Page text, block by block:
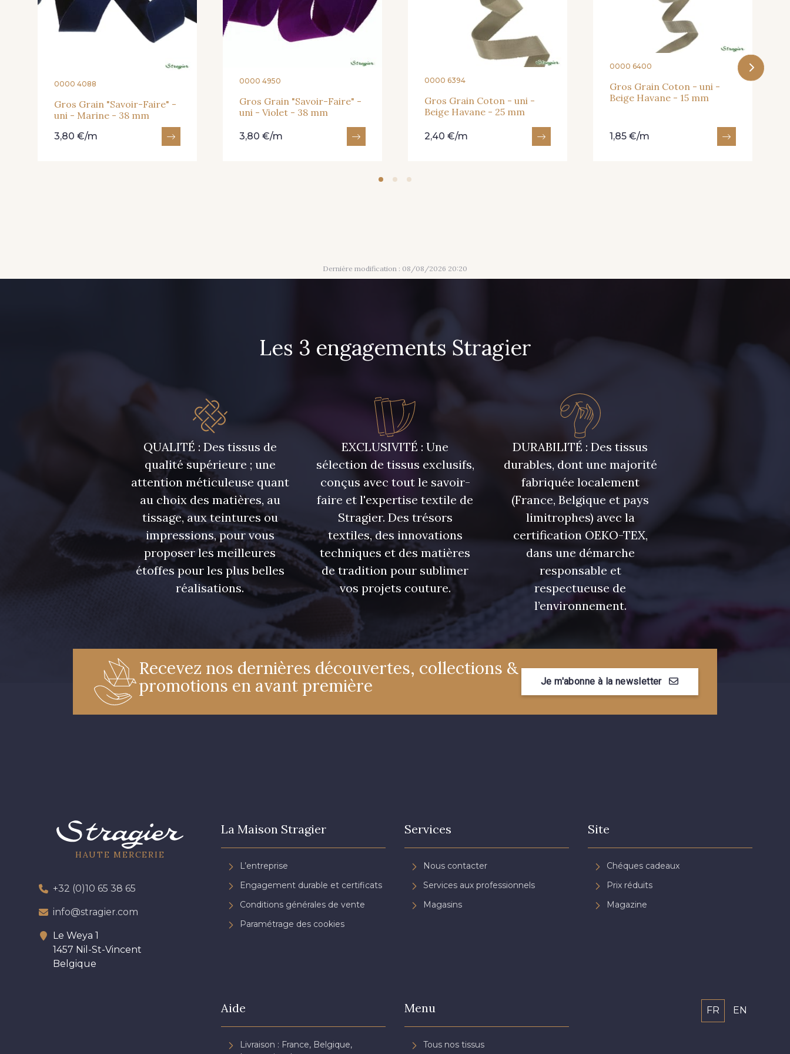
54 - Rouge 18 - Blush 8 - Jaune Or 33 - Rose Corail
13 - Jaune Poussin 46 - Rouge Sangria 56 - Mauve 20 - Lilas
19 - Vieux Rose 901 - Vert Bouteille
0000 4088
Gros Grain "Savoir-Faire" -
uni - Marine - 38 mm
3,80 €/m
0000 4950
Gros Grain "Savoir-Faire" -
uni - Violet - 38 mm
3,80 €/m
0000 6394
Gros Grain Coton - uni -
Beige Havane - 25 mm
2,40 €/m
0000 6400
Gros Grain Coton - uni -
Beige Havane - 15 mm
1,85 €/m
Dernière modification : 08/08/2026 20:20
Les 3 engagements Stragier
QUALITÉ : Des tissus de
qualité supérieure ; une
attention méticuleuse quant
au choix des matières, au
tissage, aux teintures ou
impressions, pour vous
proposer les meilleures
étoffes pour les plus belles
réalisations.
EXCLUSIVITÉ : Une
sélection de tissus exclusifs,
conçus avec tout le savoir-
faire et l'expertise textile de
Stragier. Des trésors
textiles, des innovations
techniques et des matières
de tradition pour sublimer
vos projets couture.
DURABILITÉ : Des tissus
durables, dont une majorité
fabriquée localement
(France, Belgique et pays
limitrophes) avec la
certification OEKO-TEX,
dans une démarche
responsable et
respectueuse de
l’environnement.
Recevez nos dernières découvertes, collections &
promotions en avant première
Je m'abonne à la newsletter
HAUTE MERCERIE
+32 (0)10 65 38 65
info@stragier.com
Le Weya 1
1457 Nil-St-Vincent
Belgique
La Maison Stragier
L’entreprise
Engagement durable et certificats
Conditions générales de vente
Paramétrage des cookies
Services
Nous contacter
Services aux professionnels
Magasins
Site
Chéques cadeaux
Prix réduits
Magazine
Aide
Livraison : France, Belgique,
Menu
Tous nos tissus
FR EN